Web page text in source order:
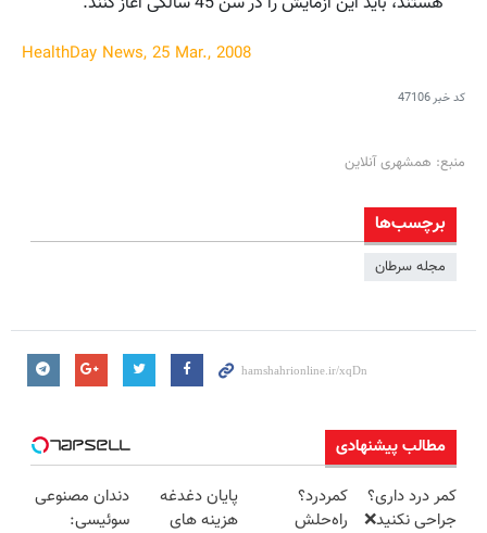
HealthDay News, 25 Mar., 2008
کد خبر47106
منبع: همشهری آنلاین
برچسب‌ها
مجله سرطان
مطالب پیشنهادی
کمر درد داری؟
جراحی نکنید❌
کمردرد؟
راه‌حلش
پایان دغدغه
هزینه های
دندان مصنوعی
سوئیسی: